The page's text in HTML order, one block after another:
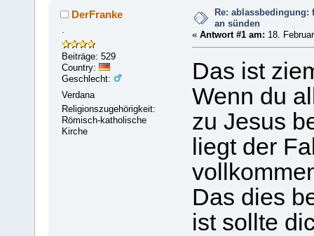
DerFranke
Beiträge: 529
Country:
Geschlecht:
Verdana
Religionszugehörigkeit:
Römisch-katholische
Kirche
Re:
an sünden
« Antwort #1 am: 18.
Das ist
Wenn du
zu Jesus
liegt der
Das dies
ist sollte